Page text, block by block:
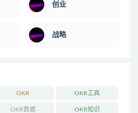
创业
战略
OKR OKR工具
OKR数据 OKR知识